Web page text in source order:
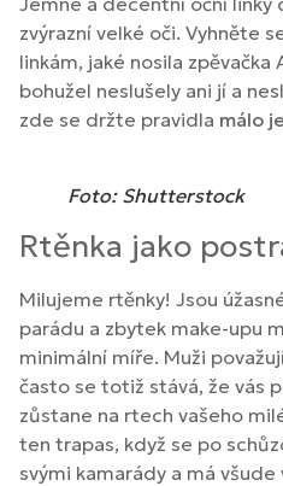
zvýrazní velké oči. Vyhněte
linkám, jaké nosila zpěvačka
bohužel neslušely ani jí a
zde se držte pravidla málo
Foto: Shutterstock
Rtěnka jako
Milujeme rtěnky! Jsou
parádu a zbytek make-upu
minimální míře. Muži
často se totiž stává, že vás
zůstane na rtech vašeho
ten trapas, když se po
svými kamarády a má všude